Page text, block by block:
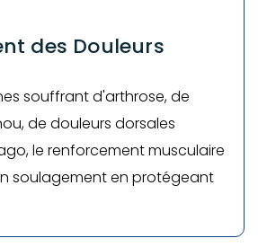
des Douleurs
souffrant d'arthrose, de
de douleurs dorsales
le renforcement musculaire
soulagement en protégeant